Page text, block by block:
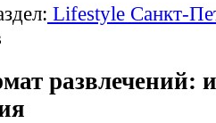
Lifestyle Санкт-
развлечений: